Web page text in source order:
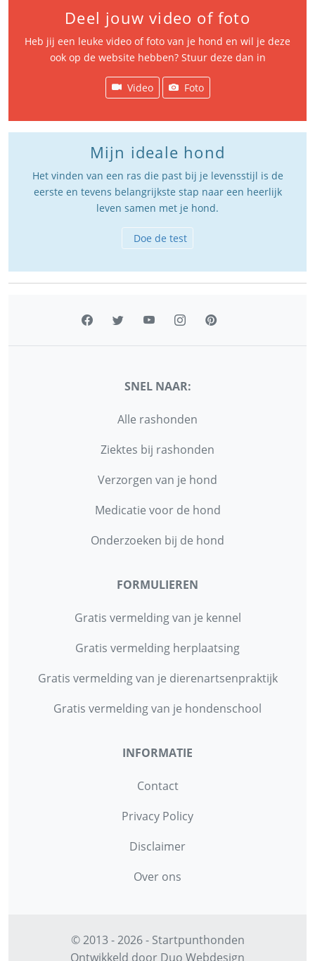
Deel jouw video of foto
Heb jij een leuke video of foto van je hond en wil je deze
ook op de website hebben? Stuur deze dan in
Video Foto
Mijn ideale hond
Het vinden van een ras die past bij je levensstijl is de
eerste en tevens belangrijkste stap naar een heerlijk
leven samen met je hond.
Doe de test
SNEL NAAR:
Alle rashonden
Ziektes bij rashonden
Verzorgen van je hond
Medicatie voor de hond
Onderzoeken bij de hond
FORMULIEREN
Gratis vermelding van je kennel
Gratis vermelding herplaatsing
Gratis vermelding van je dierenartsenpraktijk
Gratis vermelding van je hondenschool
INFORMATIE
Contact
Privacy Policy
Disclaimer
Over ons
© 2013 - 2026 - Startpunthonden
Ontwikkeld door Duo Webdesign